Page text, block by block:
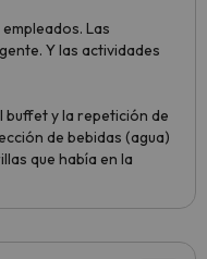
Las
Y las actividades
buffet y la repetición de
de bebidas (agua)
que había en la